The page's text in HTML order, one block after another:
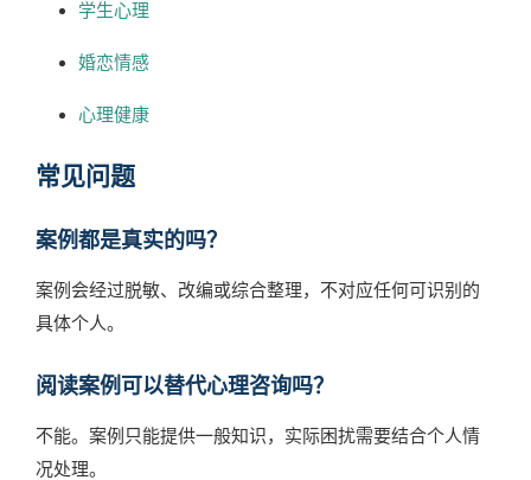
学生心理
婚恋情感
心理健康
常见问题
案例都是真实的吗？
案例会经过脱敏、改编或综合整理，不对应任何可识别的
具体个人。
阅读案例可以替代心理咨询吗？
不能。案例只能提供一般知识，实际困扰需要结合个人情
况处理。